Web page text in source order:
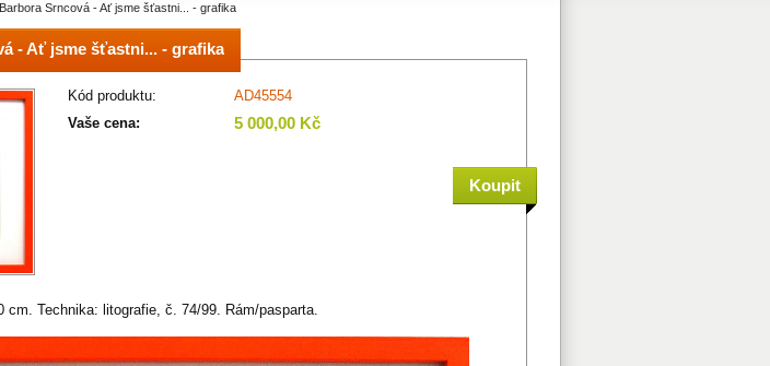
Srncová - Ať jsme šťastni... - grafika
- Ať jsme šťastni... - grafika
Kód produktu:
AD45554
Vaše cena:
5 000,00 Kč
cm. Technika: litografie, č. 74/99. Rám/pasparta.